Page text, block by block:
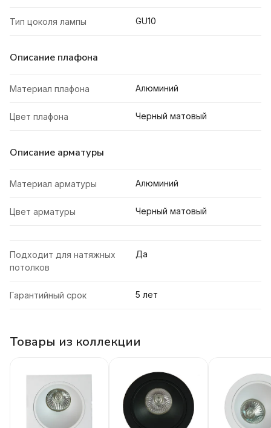
Тип цоколя лампы GU10
Описание плафона
Материал плафона Алюминий
Цвет плафона Черный матовый
Описание арматуры
Материал арматуры Алюминий
Цвет арматуры Черный матовый
Подходит для натяжных
потолков
Да
Гарантийный срок 5 лет
Товары из коллекции